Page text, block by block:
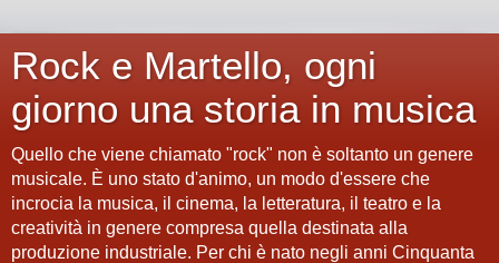
Rock e Martello, ogni
giorno una storia in musica
Quello che viene chiamato "rock" non è soltanto un genere
musicale. È uno stato d'animo, un modo d'essere che
incrocia la musica, il cinema, la letteratura, il teatro e la
creatività in genere compresa quella destinata alla
produzione industriale. Per chi è nato negli anni Cinquanta